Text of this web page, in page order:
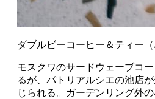
ダブルビーコーヒー＆ティー（
モスクワのサードウェーブコ
るが、パトリアルシエの池店
じられる。ガーデンリング外